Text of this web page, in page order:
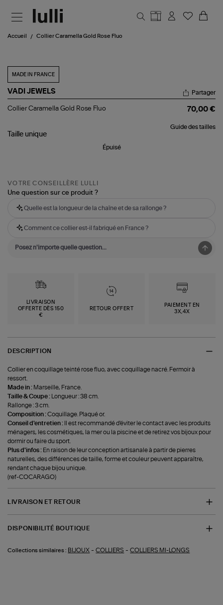
Accueil Collier Caramella Gold Rose Fluo
MADE IN FRANCE
VADI JEWELS
Collier
Rose
Fluo
Partager
Collier Caramella Gold Rose Fluo 70,00 €
Guide des tailles
Taille unique
Épuisé
VOTRE CONSEILLÈRE LULLI
Une question sur ce produit ?
Quelle est la longueur de la chaîne et de sa rallonge ?
Comment ce collier est-il fabriqué en France ?
LIVRAISON
OFFERTE DÈS 150
€
RETOUR OFFERT
PAIEMENT EN
3X,4X
DESCRIPTION
Collier en coquillage teinté rose fluo, avec coquillage nacré. Fermoir à
ressort.
Made in : Marseille, France.
Taille & Coupe :
Longueur : 38 cm.
Rallonge : 3 cm.
Composition :Coquillage. Plaqué or.
Conseil d'entretien :
Il est recommandé d'éviter le contact avec les produits
ménagers, les cosmétiques, la mer ou la piscine et de retirez vos bijoux pour
dormir ou faire du sport.
Plus d'infos : En raison de leur conception artisanale à partir de pierres
naturelles, des différences de taille, forme et couleur peuvent apparaître,
rendant chaque bijou unique.
(ref-COCARAGO)
LIVRAISON ET RETOUR
DISPONIBILITÉ BOUTIQUE
Collections similaires : BIJOUX -COLLIERS -COLLIERS MI-LONGS